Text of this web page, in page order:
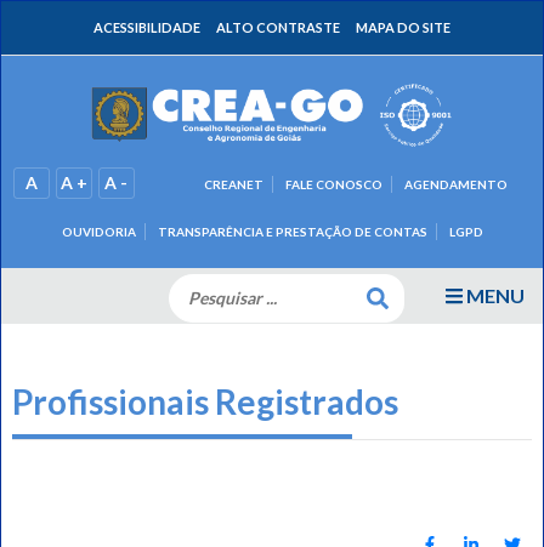
ACESSIBILIDADE ALTO CONTRASTE MAPA DO SITE
A A + A -
OUVIDORIA TRANSPARÊNCIA E PRESTAÇÃO DE CONTAS LGPD
CREANET FALE CONOSCO AGENDAMENTO
MENU
Profissionais Registrados